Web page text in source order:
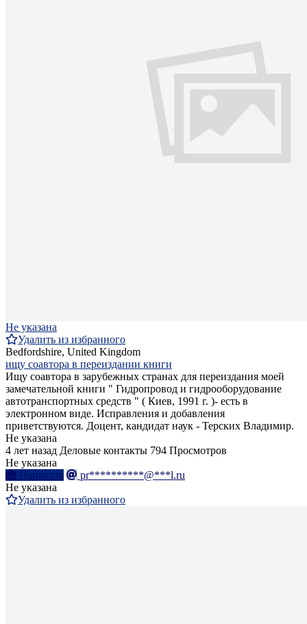
Не указана
Удалить из избранного
Bedfordshire, United Kingdom
ищу соавтора в переиздании книги
Ищу соавтора в зарубежных странах для переиздания моей
замечательной книги " Гидропровод и гидрооборудование
автотранспортных средств " ( Киев, 1991 г. )- есть в
электронном виде. Исправления и добавления
приветствуются. Доцент, кандидат наук - Терских Владимир.
Не указана
4 лет назад Деловые контакты 794 Просмотров
Не указана
Написать
pr**********@***l.ru
Не указана
Удалить из избранного